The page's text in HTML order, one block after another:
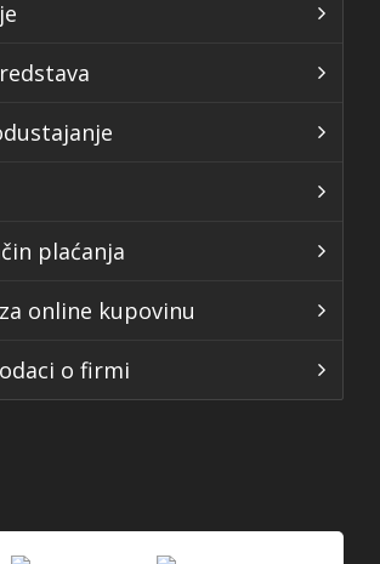
plaćanja
online kupovinu
o firmi